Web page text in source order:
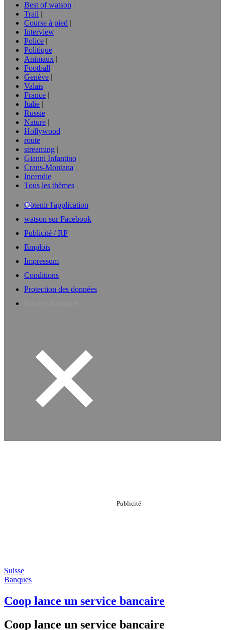
Best of watson
Trail
Course à pied
Interview
Police
Politique
Animaux
Football
Genève
Valais
France
Italie
Russie
Nature
Hollywood
route
streaming
Gianni Infantino
Crans-Montana
Incendie
Tous les thèmes
Obtenir l'application
watson sur Facebook
Publicité / RP
Emplois
Impressum
Conditions
Protection des données
Suisse
Banques
Coop lance un service bancaire
Coop lance un service bancaire